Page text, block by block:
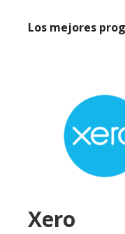
Los mejores
Xero